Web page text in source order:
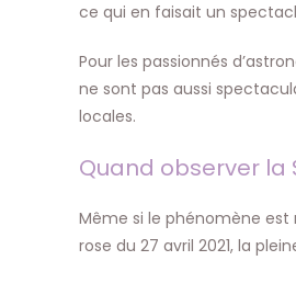
ce qui en faisait un
Pour les passionnés
ne sont pas aussi
locales.
Quand observer la
Même si le phénomène est
rose du 27 avril 2021, la